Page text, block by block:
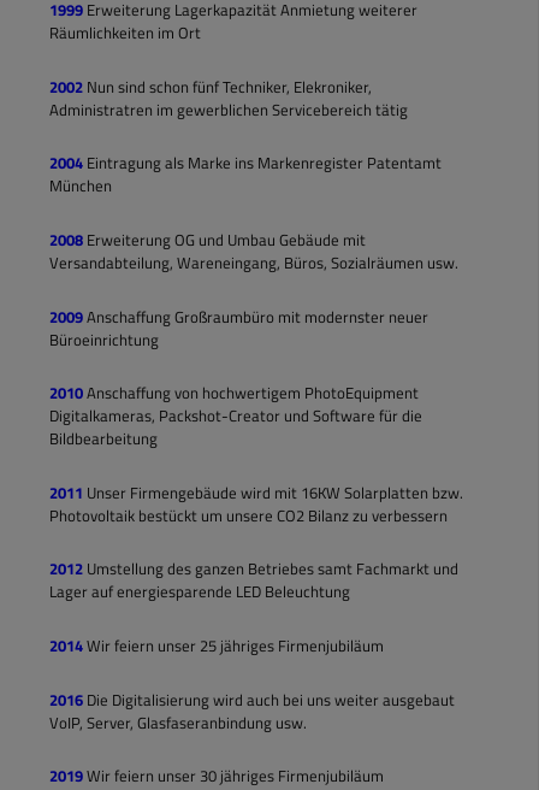
1999 Erweiterung Lagerkapazität Anmietung weiterer
Räumlichkeiten im Ort
2002 Nun sind schon fünf Techniker, Elekroniker,
Administratren im gewerblichen Servicebereich tätig
2004 Eintragung als Marke ins Markenregister Patentamt
München
2008 Erweiterung OG und Umbau Gebäude mit
Versandabteilung, Wareneingang, Büros, Sozialräumen usw.
2009Anschaffung Großraumbüro mit modernster neuer
Büroeinrichtung
2010Anschaffung von hochwertigem PhotoEquipment
Digitalkameras, Packshot-Creator und Software für die
Bildbearbeitung
2011 Unser Firmengebäude wird mit 16KW Solarplatten bzw.
Photovoltaik bestückt um unsere CO2 Bilanz zu verbessern
2012 Umstellung des ganzen Betriebes samt Fachmarkt und
Lager auf energiesparende LED Beleuchtung
2014Wir feiern unser 25 jähriges Firmenjubiläum
2016 Die Digitalisierung wird auch bei uns weiter ausgebaut
VoIP, Server, Glasfaseranbindung usw.
2019Wir feiern unser 30 jähriges Firmenjubiläum